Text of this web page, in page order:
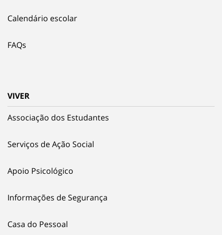
Calendário escolar
FAQs
VIVER
Associação dos Estudantes
Serviços de Ação Social
Apoio Psicológico
Informações de Segurança
Casa do Pessoal